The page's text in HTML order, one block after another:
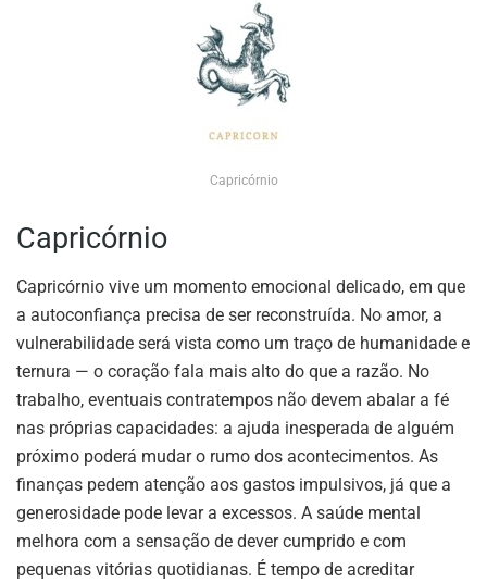
Capricórnio
Capricórnio
Capricórnio vive um momento emocional delicado, em que
a autoconfiança precisa de ser reconstruída. No amor, a
vulnerabilidade será vista como um traço de humanidade e
ternura — o coração fala mais alto do que a razão. No
trabalho, eventuais contratempos não devem abalar a fé
nas próprias capacidades: a ajuda inesperada de alguém
próximo poderá mudar o rumo dos acontecimentos. As
finanças pedem atenção aos gastos impulsivos, já que a
generosidade pode levar a excessos. A saúde mental
melhora com a sensação de dever cumprido e com
pequenas vitórias quotidianas. É tempo de acreditar